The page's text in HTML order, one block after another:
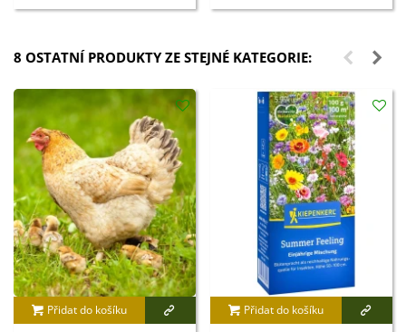
8 OSTATNÍ PRODUKTY ZE STEJNÉ KATEGORIE:
Přidat do košíku Přidat do košíku